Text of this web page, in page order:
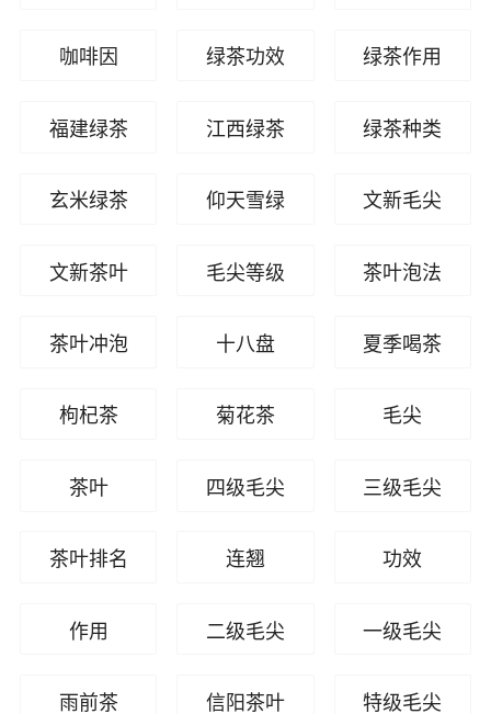
咖啡因 绿茶功效 绿茶作用
福建绿茶 江西绿茶 绿茶种类
玄米绿茶 仰天雪绿 文新毛尖
文新茶叶 毛尖等级 茶叶泡法
茶叶冲泡 十八盘 夏季喝茶
枸杞茶 菊花茶 毛尖
茶叶 四级毛尖 三级毛尖
茶叶排名 连翘 功效
作用 二级毛尖 一级毛尖
雨前茶 信阳茶叶 特级毛尖